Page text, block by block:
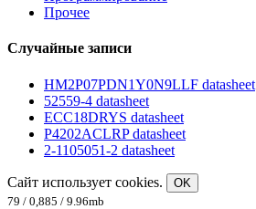
Прочее
Случайные записи
HM2P07PDN1Y0N9LLF datasheet
52559-4 datasheet
ECC18DRYS datasheet
P4202ACLRP datasheet
2-1105051-2 datasheet
Сайт использует cookies.
OK
79 / 0,885 / 9.96mb